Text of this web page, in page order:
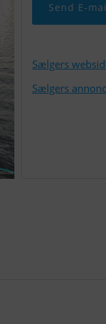
Send E-
Sælgers
Sælgers